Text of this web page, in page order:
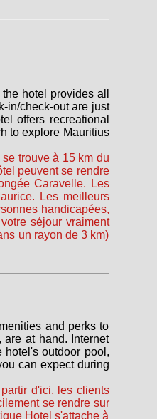
hotel provides all
in/check-out are just
offers recreational
to explore Mauritius
trouve à 15 km du
peuvent se rendre
Caravelle. Les
Les meilleurs
handicapées,
séjour vraiment
un rayon de 3 km)
and perks to
at hand. Internet
hotel's outdoor pool,
can expect during
d'ici, les clients
se rendre sur
Hotel s'attache à